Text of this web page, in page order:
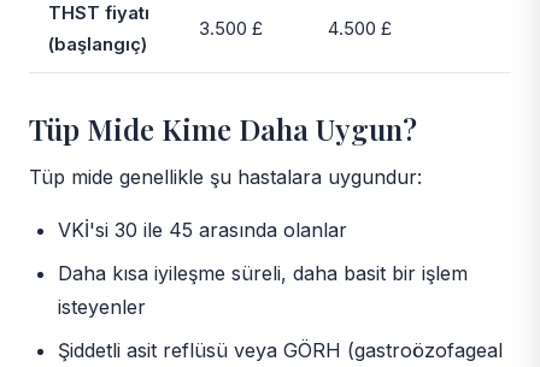
THST fiyatı
(başlangıç)
3.500 £ 4.500 £
Tüp Mide Kime Daha Uygun?
Tüp mide genellikle şu hastalara uygundur:
VKİ'si 30 ile 45 arasında olanlar
Daha kısa iyileşme süreli, daha basit bir işlem
isteyenler
Şiddetli asit reflüsü veya GÖRH (gastroözofageal